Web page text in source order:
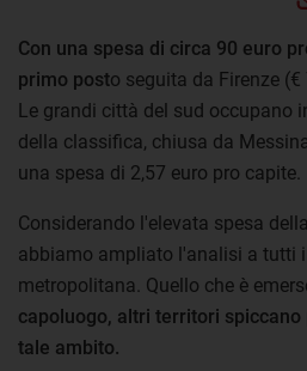
Con una spesa di circa 90 euro
primo posto seguita da Firenze (€
Le grandi città del sud occupano
della classifica, chiusa da
una spesa di 2,57 euro pro capite.
Considerando l'elevata spesa
abbiamo ampliato l'analisi a tutti
metropolitana. Quello che è
capoluogo, altri territori
tale ambito.